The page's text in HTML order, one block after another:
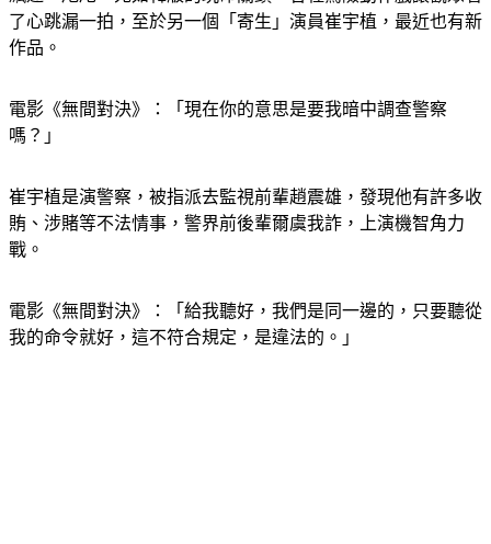
了心跳漏一拍，至於另一個「寄生」演員崔宇植，最近也有新
作品。
電影《無間對決》：「現在你的意思是要我暗中調查警察
嗎？」
崔宇植是演警察，被指派去監視前輩趙震雄，發現他有許多收
賄、涉賭等不法情事，警界前後輩爾虞我詐，上演機智角力
戰。
電影《無間對決》：「給我聽好，我們是同一邊的，只要聽從
我的命令就好，這不符合規定，是違法的。」